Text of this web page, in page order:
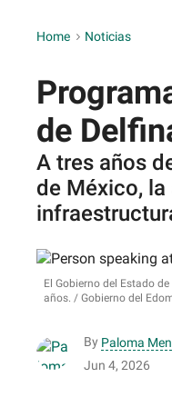
Home > Noticias
de
A tres años
de México,
El Gobierno del Estado
años.
Gobierno del
By Paloma
Jun 4, 2026